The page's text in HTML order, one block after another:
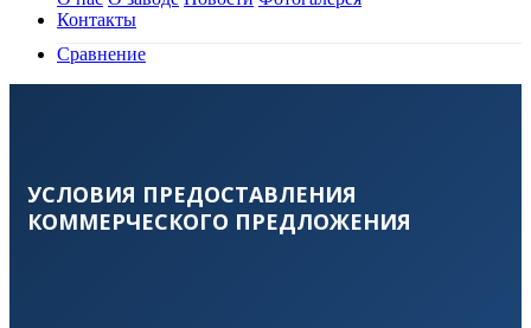
Контакты
Сравнение
УСЛОВИЯ ПРЕДОСТАВЛЕНИЯ
КОММЕРЧЕСКОГО ПРЕДЛОЖЕНИЯ